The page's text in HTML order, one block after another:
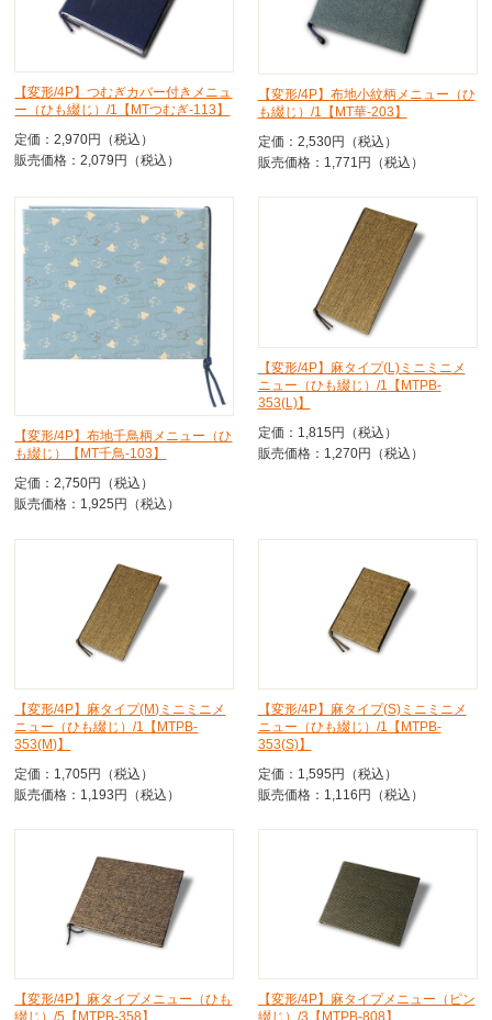
【変形/4P】つむぎカバー付きメニュ
ー（ひも綴じ）/1【MTつむぎ-113】
定価：2,970円（税込）
販売価格：2,079円（税込）
【変形/4P】布地小紋柄メニュー（ひ
も綴じ）/1【MT華-203】
定価：2,530円（税込）
販売価格：1,771円（税込）
【変形/4P】布地千鳥柄メニュー（ひ
も綴じ）【MT千鳥-103】
定価：2,750円（税込）
販売価格：1,925円（税込）
【変形/4P】麻タイプ(L)ミニミニメ
ニュー（ひも綴じ）/1【MTPB-
353(L)】
定価：1,815円（税込）
販売価格：1,270円（税込）
【変形/4P】麻タイプ(M)ミニミニメ
ニュー（ひも綴じ）/1【MTPB-
353(M)】
定価：1,705円（税込）
販売価格：1,193円（税込）
【変形/4P】麻タイプ(S)ミニミニメ
ニュー（ひも綴じ）/1【MTPB-
353(S)】
定価：1,595円（税込）
販売価格：1,116円（税込）
【変形/4P】麻タイプメニュー（ひも
綴じ）/5【MTPB-358】
【変形/4P】麻タイプメニュー（ピン
綴じ）/3【MTPB-808】